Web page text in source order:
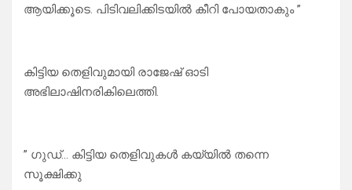
ആയിക്കൂടെ. പിടിവലിക്കിടയിൽ കീറി പോയതാകും ”
കിട്ടിയ തെളിവുമായി രാജേഷ് ഓടി
അഭിലാഷിനരികിലെത്തി.
” ഗുഡ്… കിട്ടിയ തെളിവുകൾ കയ്യിൽ തന്നെ
സൂക്ഷിക്കു